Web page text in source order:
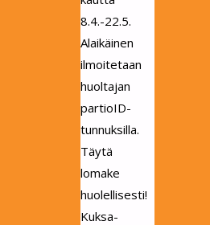
8.4.-22.5.
Alaikäinen
ilmoitetaan
huoltajan
partioID-
tunnuksilla.
Täytä
lomake
huolellisesti!
Kuksa-